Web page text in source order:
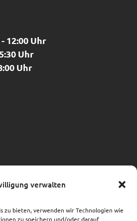
verwalten
zu bieten, verwenden wir Technologien wie
zu speichern und/oder darauf
- 12:00 Uhr
Uhr
Uhr